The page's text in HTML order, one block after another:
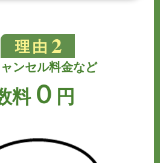
ンセル料金など
料０ 円